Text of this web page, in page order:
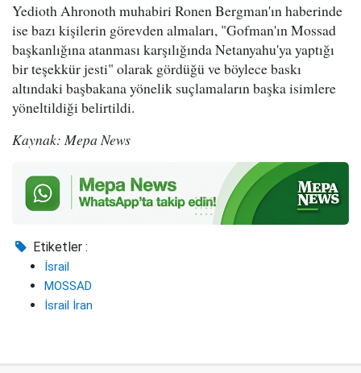
Yedioth Ahronoth muhabiri Ronen Bergman'ın haberinde
ise bazı kişilerin görevden almaları, "Gofman'ın Mossad
başkanlığına atanması karşılığında Netanyahu'ya yaptığı
bir teşekkür jesti" olarak gördüğü ve böylece baskı
altındaki başbakana yönelik suçlamaların başka isimlere
yöneltildiği belirtildi.
Kaynak: Mepa News
Etiketler :
İsrail
MOSSAD
İsrail İran